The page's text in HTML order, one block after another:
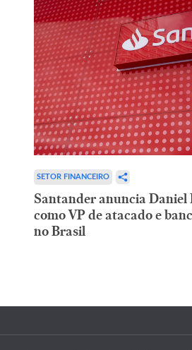
SETOR FINANCEIRO
Santander anuncia Daniel
como VP de atacado e
no Brasil